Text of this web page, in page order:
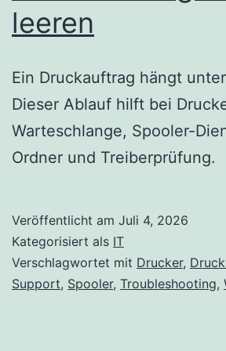
leeren
Ein Druckauftrag hängt
Dieser Ablauf hilft bei
Warteschlange, Spooler-
Ordner und Treiberprüfung.
Veröffentlicht am Juli 4, 2026
Kategorisiert als IT
Verschlagwortet mit Drucker,
Support, Spooler, Troubleshooting,